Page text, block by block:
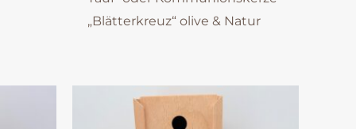
„Blätterkreuz“ olive & Natur